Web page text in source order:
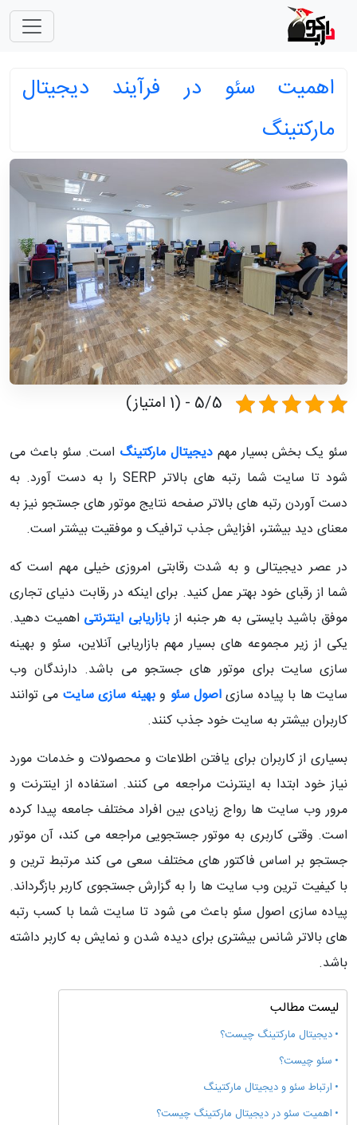
اهمیت سئو در فرآیند دیجیتال
مارکتینگ
5/5 - (1 امتیاز)
سئو یک بخش بسیار مهم دیجیتال مارکتینگ است. سئو باعث می
شود تا سایت شما رتبه های بالاتر SERP را به دست آورد. به
دست آوردن رتبه های بالاتر صفحه نتایج موتور های جستجو نیز به
معنای دید بیشتر، افزایش جذب ترافیک و موفقیت بیشتر است.
در عصر دیجیتالی و به شدت رقابتی امروزی خیلی مهم است که
شما از رقبای خود بهتر عمل کنید. برای اینکه در رقابت دنیای تجاری
موفق باشید بایستی به هر جنبه ازبازاریابی اینترنتی اهمیت دهید.
یکی از زیر مجموعه های بسیار مهم بازاریابی آنلاین، سئو و بهینه
سازی سایت برای موتور های جستجو می باشد. دارندگان وب
سایت ها با پیاده سازیاصول سئو وبهینه سازی سایت می توانند
کاربران بیشتر به سایت خود جذب کنند.
بسیاری از کاربران برای یافتن اطلاعات و محصولات و خدمات مورد
نیاز خود ابتدا به اینترنت مراجعه می کنند. استفاده از اینترنت و
مرور وب سایت ها رواج زیادی بین افراد مختلف جامعه پیدا کرده
است. وقتی کاربری به موتور جستجویی مراجعه می کند، آن موتور
جستجو بر اساس فاکتور های مختلف سعی می کند مرتبط ترین و
با کیفیت ترین وب سایت ها را به گزارش جستجوی کاربر بازگرداند.
پیاده سازی اصول سئو باعث می شود تا سایت شما با کسب رتبه
های بالاتر شانس بیشتری برای دیده شدن و نمایش به کاربر داشته
باشد.
لیست مطالب
دیجیتال مارکتینگ چیست؟
سئو چیست؟
ارتباط سئو و دیجیتال مارکتینگ
اهمیت سئو در دیجیتال مارکتینگ چیست؟